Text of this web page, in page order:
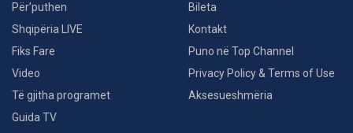
Për’puthen
Shqipëria LIVE
Fiks Fare
Video
Të gjitha programet
Guida TV
Bileta
Kontakt
Puno në Top Channel
Privacy Policy & Terms of Use
Aksesueshmëria